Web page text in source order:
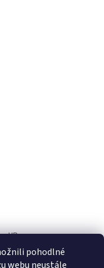
pohodlné
webu neustále